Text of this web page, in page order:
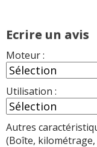
Ecrire un avis
Moteur :
Utilisation :
Autres
(Boîte, kilométrage,